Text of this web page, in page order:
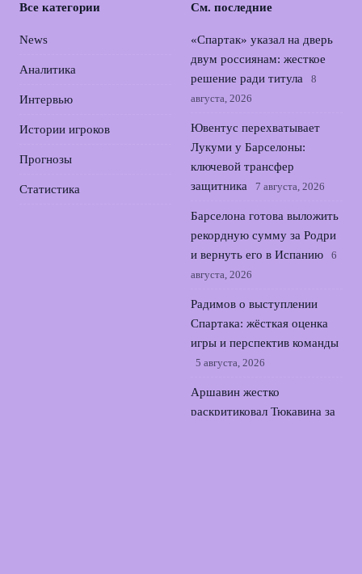
Все категории
News
Аналитика
Интервью
Истории игроков
Прогнозы
Статистика
См. последние
«Спартак» указал на дверь
двум россиянам: жесткое
решение ради титула
8
августа, 2026
Ювентус перехватывает
Лукуми у Барселоны:
ключевой трансфер
защитника
7 августа, 2026
Барселона готова выложить
рекордную сумму за Родри
и вернуть его в Испанию
6
августа, 2026
Радимов о выступлении
Спартака: жёсткая оценка
игры и перспектив команды
5 августа, 2026
Аршавин жестко
раскритиковал Тюкавина за